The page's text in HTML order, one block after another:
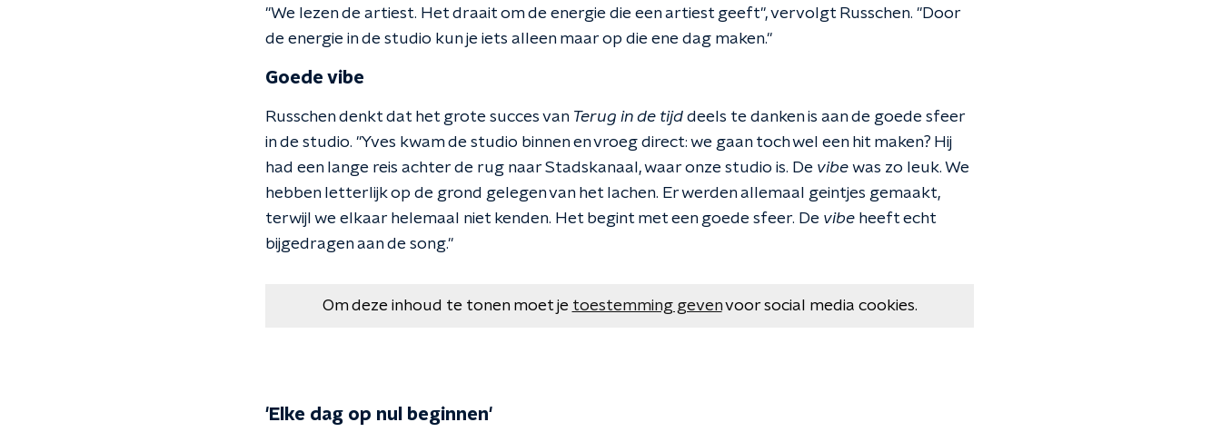
"We lezen de artiest. Het draait om de energie die een artiest geeft", vervolgt Russchen. "Door
de energie in de studio kun je iets alleen maar op die ene dag maken."
Goede vibe
Russchen denkt dat het grote succes van Terug in de tijd deels te danken is aan de goede sfeer
in de studio. "Yves kwam de studio binnen en vroeg direct: we gaan toch wel een hit maken? Hij
had een lange reis achter de rug naar Stadskanaal, waar onze studio is. De vibe was zo leuk. We
hebben letterlijk op de grond gelegen van het lachen. Er werden allemaal geintjes gemaakt,
terwijl we elkaar helemaal niet kenden. Het begint met een goede sfeer. De vibe heeft echt
bijgedragen aan de song."
Om deze inhoud te tonen moet je toestemming gevenvoor social media cookies.
'Elke dag op nul beginnen'